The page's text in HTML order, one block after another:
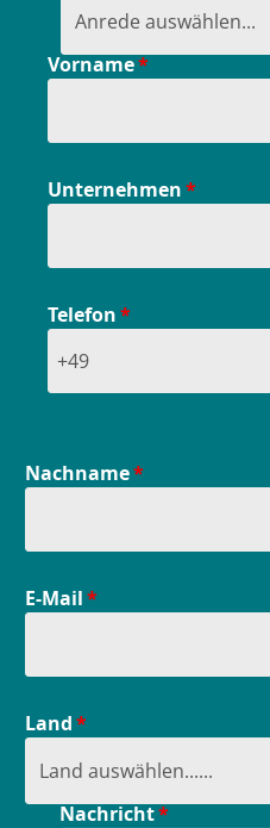
Vorname
Unternehmen
Telefon
Nachname
E-Mail
Land
Nachricht